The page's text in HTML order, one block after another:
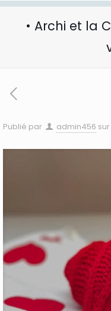
• Archi et la
Publié par admin456 sur